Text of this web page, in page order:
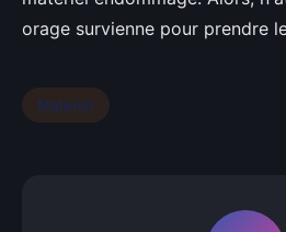
orage survienne pour prendre
Matériel